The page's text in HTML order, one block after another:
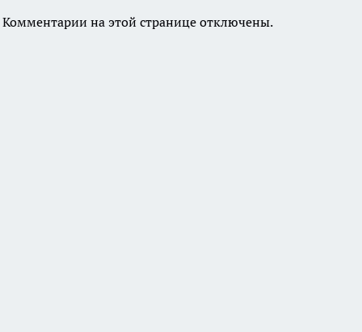
Комментарии на этой странице отключены.